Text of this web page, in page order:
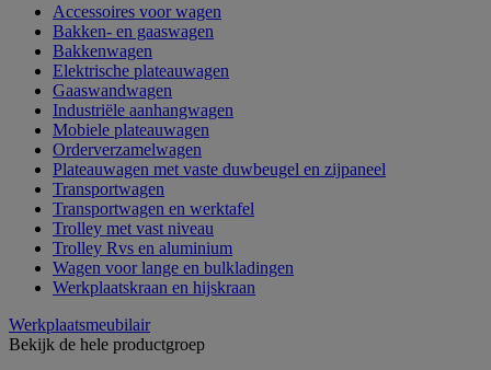
Accessoires voor wagen
Bakken- en gaaswagen
Bakkenwagen
Elektrische plateauwagen
Gaaswandwagen
Industriële aanhangwagen
Mobiele plateauwagen
Orderverzamelwagen
Plateauwagen met vaste duwbeugel en zijpaneel
Transportwagen
Transportwagen en werktafel
Trolley met vast niveau
Trolley Rvs en aluminium
Wagen voor lange en bulkladingen
Werkplaatskraan en hijskraan
Werkplaatsmeubilair
Bekijk de hele productgroep